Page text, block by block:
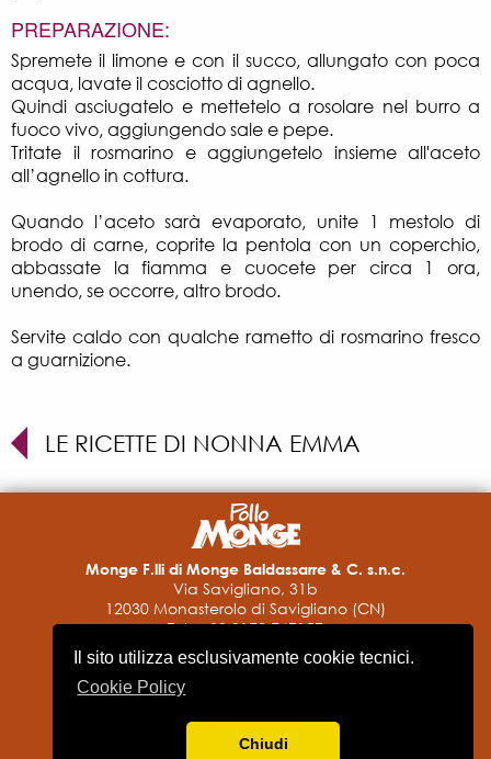
Il sito utilizza esclusivamente cookie tecnici.
Cookie Policy
Chiudi
PREPARAZIONE:
Spremete il limone e con il succo, allungato con poca
acqua, lavate il cosciotto di agnello.
Quindi asciugatelo e mettetelo a rosolare nel burro a
fuoco vivo, aggiungendo sale e pepe.
Tritate il rosmarino e aggiungetelo insieme all'aceto
all’agnello in cottura.
Quando l’aceto sarà evaporato, unite 1 mestolo di
brodo di carne, coprite la pentola con un coperchio,
abbassate la fiamma e cuocete per circa 1 ora,
unendo, se occorre, altro brodo.
Servite caldo con qualche rametto di rosmarino fresco
a guarnizione.
LE RICETTE DI NONNA EMMA
Monge F.lli di Monge Baldassarre & C. s.n.c.
Via Savigliano, 31b
12030 Monasterolo di Savigliano (CN)
Tel. + 39 0172 747157
Fax + 39 0172 747198-9
pollomonge@monge.it
P.IVA 00182170043
Accessibilità